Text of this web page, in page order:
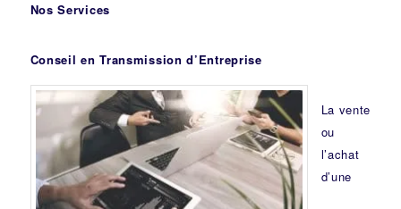
Nos Services
Conseil en Transmission d’Entreprise
La vente
ou
l’achat
d’une